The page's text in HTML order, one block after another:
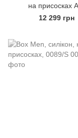
на присосках
12 299 грн